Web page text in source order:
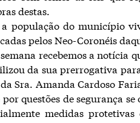
destas.
população do município
pelos Neo-Coronéis
semana recebemos a notícia
da sua prerrogativa
Sra. Amanda Cardoso
por questões de segurança
medidas